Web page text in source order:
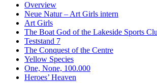
Overview
Neue Natur – Art Girls intern
Art Girls
The Boat God of the Lakeside Sports
Teststand 7
The Conquest of the Centre
Yellow Species
One, None, 100.000
Heroes’ Heaven